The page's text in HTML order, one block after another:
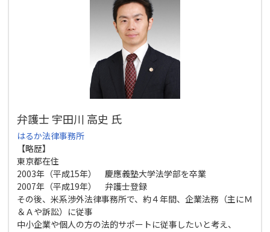
弁護士 宇田川 高史 氏
はるか法律事務所
【略歴】
東京都在住
2003年（平成15年） 慶應義塾大学法学部を卒業
2007年（平成19年） 弁護士登録
その後、米系渉外法律事務所で、約４年間、企業法務（主にＭ
＆Ａや訴訟）に従事
中小企業や個人の方の法的サポートに従事したいと考え、